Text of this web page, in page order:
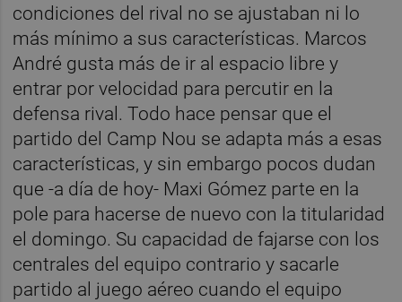
condiciones del rival no se ajustaban ni lo
más mínimo a sus características. Marcos
André gusta más de ir al espacio libre y
entrar por velocidad para percutir en la
defensa rival. Todo hace pensar que el
partido del Camp Nou se adapta más a esas
características, y sin embargo pocos dudan
que -a día de hoy- Maxi Gómez parte en la
pole para hacerse de nuevo con la titularidad
el domingo. Su capacidad de fajarse con los
centrales del equipo contrario y sacarle
partido al juego aéreo cuando el equipo